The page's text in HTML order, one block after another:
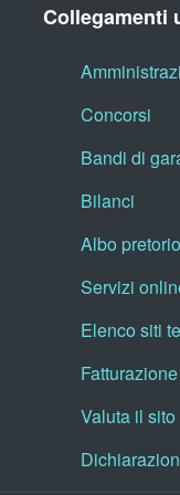
Collegamenti
Concorsi
Bandi di
Bilanci
Albo pretorio
Servizi
Elenco siti
Valuta il sito